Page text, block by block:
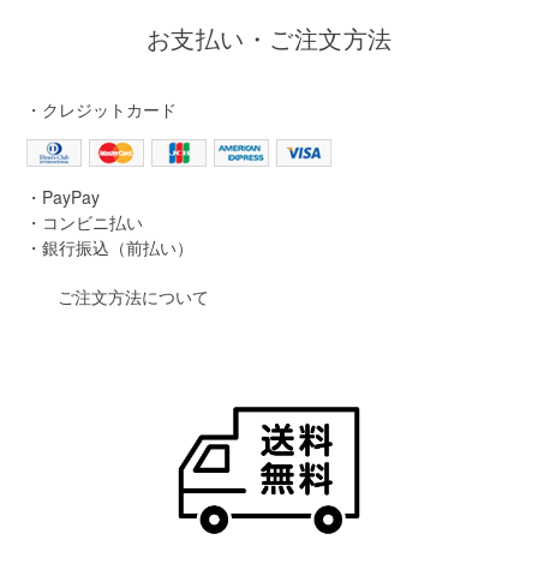
お支払い・ご注文方法
・クレジットカード
・PayPay
・コンビニ払い
・銀行振込（前払い）
ご注文方法について